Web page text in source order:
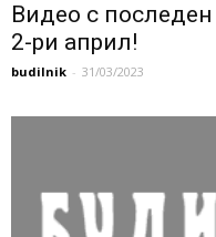
Видео с последен
2-ри април!
budilnik - 31/03/2023